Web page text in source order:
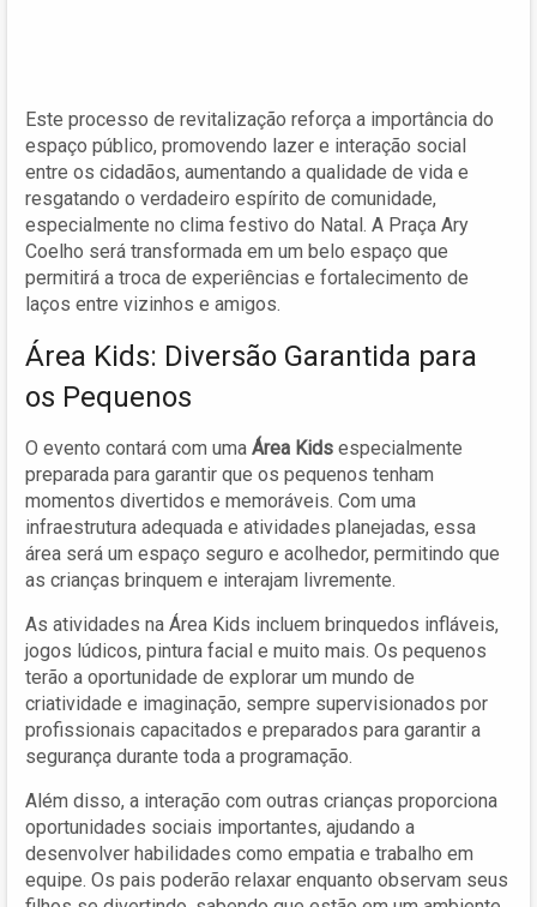
Este processo de revitalização reforça a importância do
espaço público, promovendo lazer e interação social
entre os cidadãos, aumentando a qualidade de vida e
resgatando o verdadeiro espírito de comunidade,
especialmente no clima festivo do Natal. A Praça Ary
Coelho será transformada em um belo espaço que
permitirá a troca de experiências e fortalecimento de
laços entre vizinhos e amigos.
Área Kids: Diversão Garantida para
os Pequenos
O evento contará com uma Área Kids especialmente
preparada para garantir que os pequenos tenham
momentos divertidos e memoráveis. Com uma
infraestrutura adequada e atividades planejadas, essa
área será um espaço seguro e acolhedor, permitindo que
as crianças brinquem e interajam livremente.
As atividades na Área Kids incluem brinquedos infláveis,
jogos lúdicos, pintura facial e muito mais. Os pequenos
terão a oportunidade de explorar um mundo de
criatividade e imaginação, sempre supervisionados por
profissionais capacitados e preparados para garantir a
segurança durante toda a programação.
Além disso, a interação com outras crianças proporciona
oportunidades sociais importantes, ajudando a
desenvolver habilidades como empatia e trabalho em
equipe. Os pais poderão relaxar enquanto observam seus